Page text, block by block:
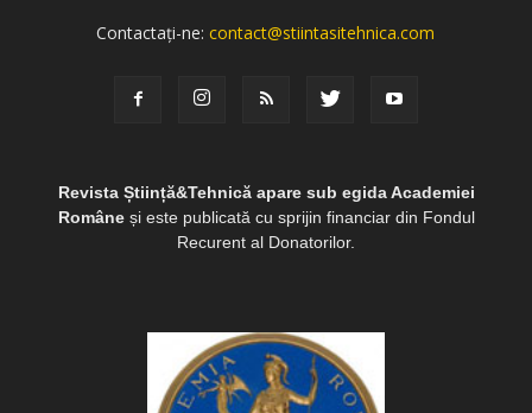
Contactați-ne:contact@stiintasitehnica.com
Revista Știință&Tehnică apare sub egida Academiei
Româneși este publicată cu sprijin financiar din Fondul
Recurent al Donatorilor.